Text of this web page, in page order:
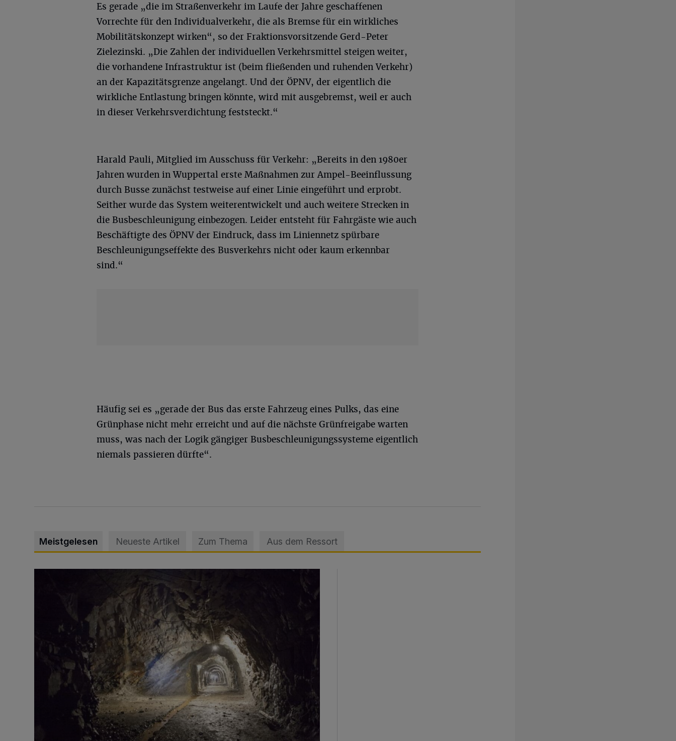
Es gerade „die im Straßenverkehr im Laufe der Jahre geschaffenen
Vorrechte für den Individualverkehr, die als Bremse für ein wirkliches
Mobilitätskonzept wirken“, so der Fraktionsvorsitzende Gerd-Peter
Zielezinski. „Die Zahlen der individuellen Verkehrsmittel steigen weiter,
die vorhandene Infrastruktur ist (beim fließenden und ruhenden Verkehr)
an der Kapazitätsgrenze angelangt. Und der ÖPNV, der eigentlich die
wirkliche Entlastung bringen könnte, wird mit ausgebremst, weil er auch
in dieser Verkehrsverdichtung feststeckt.“
Harald Pauli, Mitglied im Ausschuss für Verkehr: „Bereits in den 1980er
Jahren wurden in Wuppertal erste Maßnahmen zur Ampel-Beeinflussung
durch Busse zunächst testweise auf einer Linie eingeführt und erprobt.
Seither wurde das System weiterentwickelt und auch weitere Strecken in
die Busbeschleunigung einbezogen. Leider entsteht für Fahrgäste wie auch
Beschäftigte des ÖPNV der Eindruck, dass im Liniennetz spürbare
Beschleunigungseffekte des Busverkehrs nicht oder kaum erkennbar
sind.“
Häufig sei es „gerade der Bus das erste Fahrzeug eines Pulks, das eine
Grünphase nicht mehr erreicht und auf die nächste Grünfreigabe warten
muss, was nach der Logik gängiger Busbeschleunigungssysteme eigentlich
niemals passieren dürfte“.
Meistgelesen Neueste Artikel Zum Thema Aus dem Ressort